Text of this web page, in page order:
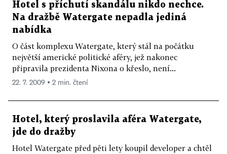
Hotel s příchutí skandálu nikdo nechce.
Na dražbě Watergate nepadla jediná
nabídka
O část komplexu Watergate, který stál na počátku
největší americké politické aféry, jež nakonec
připravila prezidenta Nixona o křeslo, není...
22. 7. 2009 ▪ 2 min. čtení
Hotel, který proslavila aféra Watergate,
jde do dražby
Hotel Watergate před pěti lety koupil developer a chtěl